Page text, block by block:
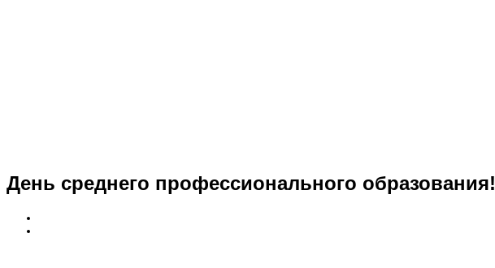
День среднего профессионального образования!